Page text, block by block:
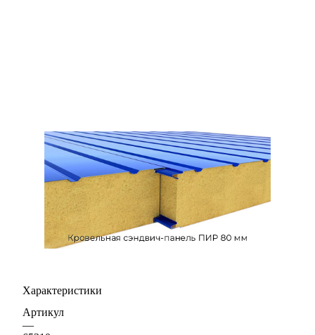
Характеристики
Артикул
—